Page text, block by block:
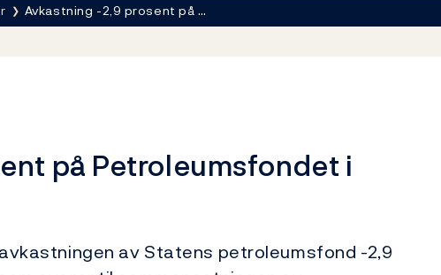
Avkastning -2,9 prosent på …
på Petroleumsfondet i
av Statens petroleumsfond -2,9